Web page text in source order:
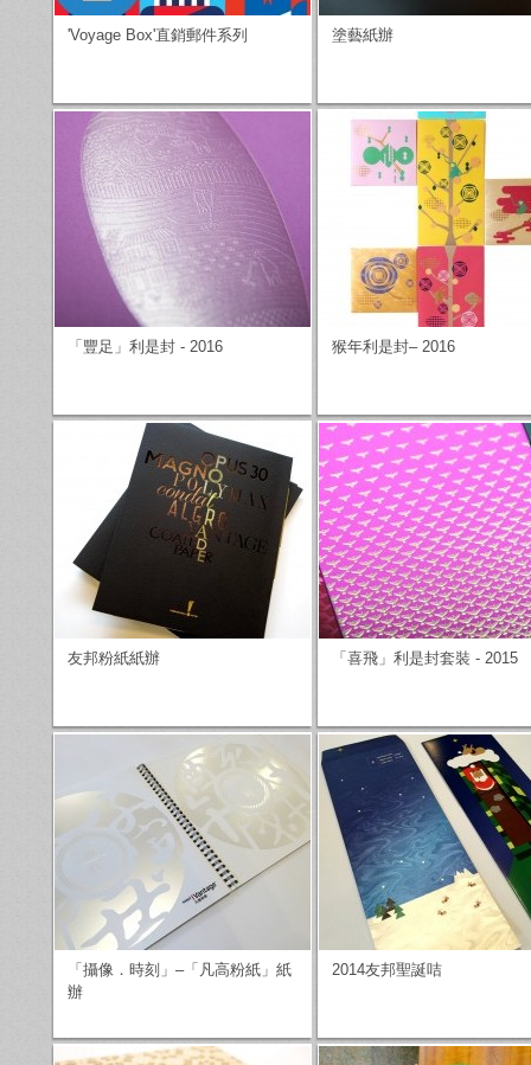
'Voyage Box'直銷郵件系列 塗藝紙辦
「豐足」利是封 - 2016 猴年利是封– 2016
友邦粉紙紙辦 「喜飛」利是封套裝 - 2015
「攝像．時刻」–「凡高粉紙」紙
辦
2014友邦聖誕咭